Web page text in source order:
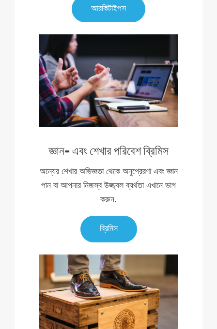
আরকিটাইপস
জ্ঞান- এবং শেখার পরিবেশ ব্রিমিস
অন্যের শেখার অভিজ্ঞতা থেকে অনুপ্রেরণা এবং জ্ঞান
পান বা আপনার নিজস্ব উজ্জ্বল ব্যর্থতা এখানে ভাগ
করুন.
ব্রিমিস